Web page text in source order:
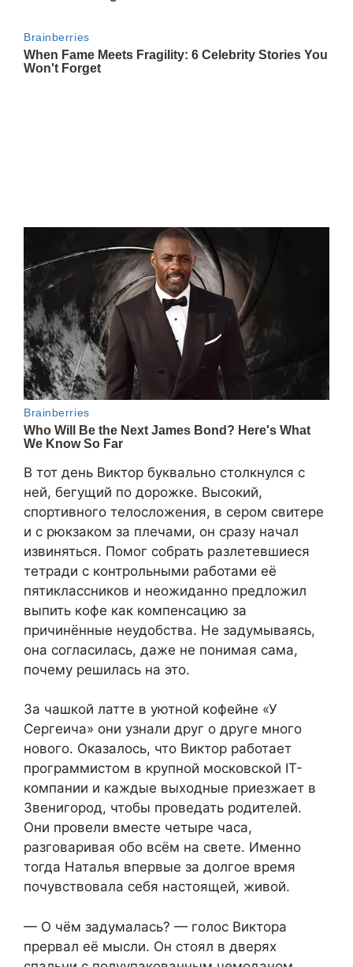
В тот день Виктор буквально столкнулся с
ней, бегущий по дорожке. Высокий,
спортивного телосложения, в сером свитере
и с рюкзаком за плечами, он сразу начал
извиняться. Помог собрать разлетевшиеся
тетради с контрольными работами её
пятиклассников и неожиданно предложил
выпить кофе как компенсацию за
причинённые неудобства. Не задумываясь,
она согласилась, даже не понимая сама,
почему решилась на это.
За чашкой латте в уютной кофейне «У
Сергеича» они узнали друг о друге много
нового. Оказалось, что Виктор работает
программистом в крупной московской IT-
компании и каждые выходные приезжает в
Звенигород, чтобы проведать родителей.
Они провели вместе четыре часа,
разговаривая обо всём на свете. Именно
тогда Наталья впервые за долгое время
почувствовала себя настоящей, живой.
— О чём задумалась? — голос Виктора
прервал её мысли. Он стоял в дверях